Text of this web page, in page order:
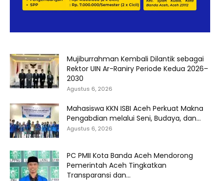
Mujiburrahman Kembali Dilantik sebagai
Rektor UIN Ar-Raniry Periode Kedua 2026–
2030
Agustus 6, 2026
Mahasiswa KKN ISBI Aceh Perkuat Makna
Pengabdian melalui Seni, Budaya, dan...
Agustus 6, 2026
PC PMII Kota Banda Aceh Mendorong
Pemerintah Aceh Tingkatkan
Transparansi dan...